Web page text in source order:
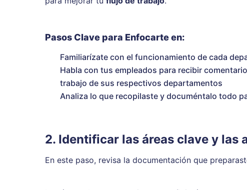
Pasos Clave para Enfocarte en:
Familiarízate con el funcionamiento de cada
Habla con tus empleados para recibir
trabajo de sus respectivos departamentos
Analiza lo que recopilaste y documéntalo todo
2. Identificar las áreas clave y las
En este paso, revisa la documentación que